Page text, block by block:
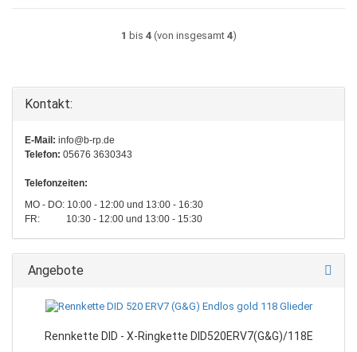
1 bis 4(von insgesamt 4)
Kontakt:
E-Mail: info@b-rp.de
Telefon: 05676 3630343
Telefonzeiten:
MO - DO: 10:00 - 12:00 und 13:00 - 16:30
FR: 10:30 - 12:00 und 13:00 - 15:30
Angebote
Rennkette DID - X-Ringkette DID520ERV7(G&G)/118E